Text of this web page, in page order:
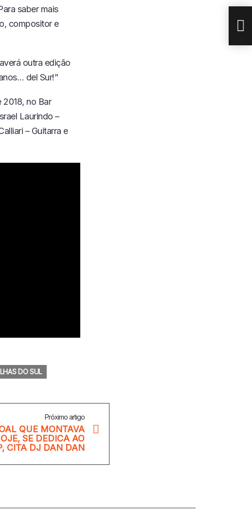
saber mais
compositor e
outra edição
del Sur!”
2018, no Bar
Laurindo –
– Guitarra e
DO SUL
Próximo artigo
QUE MONTAVA
SE DEDICA AO
CITA DJ DAN DAN